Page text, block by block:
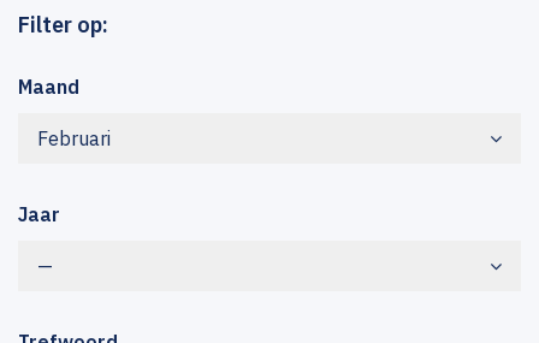
Filter op:
Maand
Februari
Jaar
—